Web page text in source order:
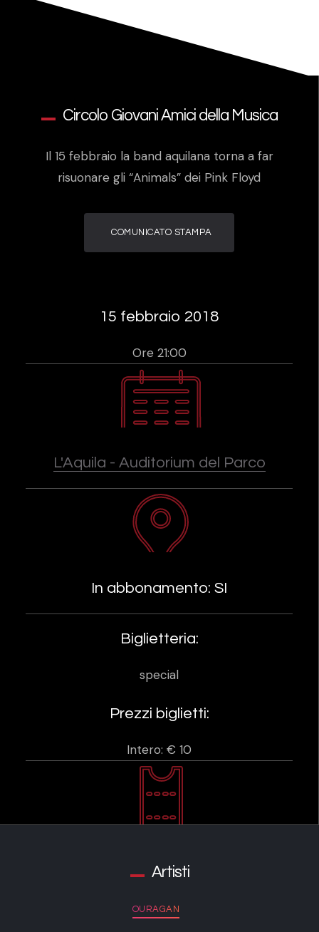
Circolo Giovani Amici della Musica
Il 15 febbraio la band aquilana torna a far
risuonare gli “Animals” dei Pink Floyd
COMUNICATO STAMPA
15 febbraio 2018
Ore 21:00
L'Aquila - Auditorium del Parco
In abbonamento: SI
Biglietteria:
special
Prezzi biglietti:
Intero: € 10
Artisti
OURAGAN